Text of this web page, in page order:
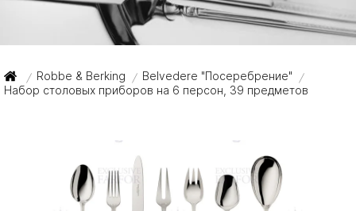
/ Robbe & Berking / Belvedere "Посеребрение" /
Набор столовых приборов на 6 персон, 39 предметов